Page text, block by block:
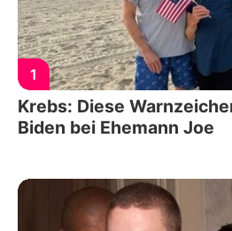
1
Krebs: Diese
Biden bei Ehemann Joe